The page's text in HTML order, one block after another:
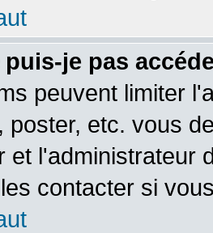
je pas
peuvent limiter
poster, etc. vous
et l'administrateur
contacter si